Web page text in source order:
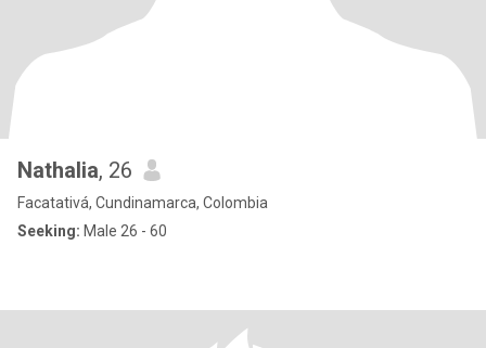
Nathalia, 26
Facatativá, Cundinamarca, Colombia
Seeking: Male 26 - 60